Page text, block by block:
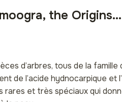
the Origins…
d’arbres, tous de la
de l’acide hydnocarpique et
et très spéciaux qui